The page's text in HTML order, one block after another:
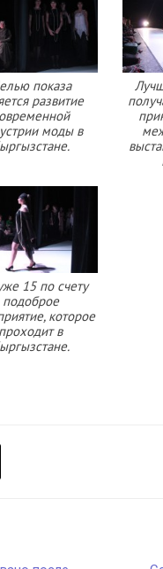
показа
развитие
моды в
15 по счету
подоброе
которое
проходит в